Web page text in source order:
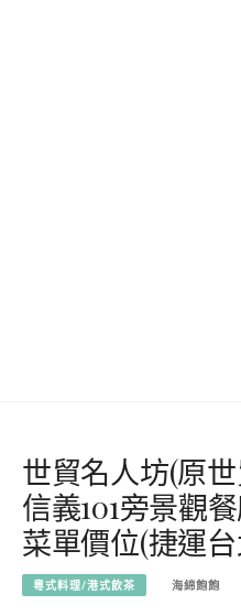
世貿名人坊(原
信義101旁景觀
菜單價位(捷運
粵式料理/港式飲茶 海綿飽飽